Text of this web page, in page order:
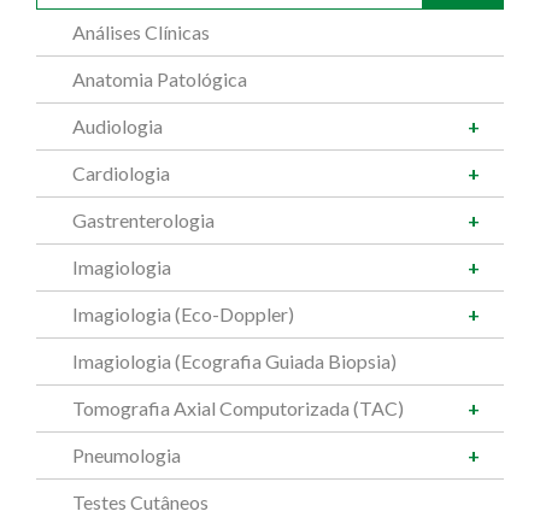
Análises Clínicas
Anatomia Patológica
Audiologia
Cardiologia
Gastrenterologia
Imagiologia
Imagiologia (Eco-Doppler)
Imagiologia (Ecografia Guiada Biopsia)
Tomografia Axial Computorizada (TAC)
Pneumologia
Testes Cutâneos